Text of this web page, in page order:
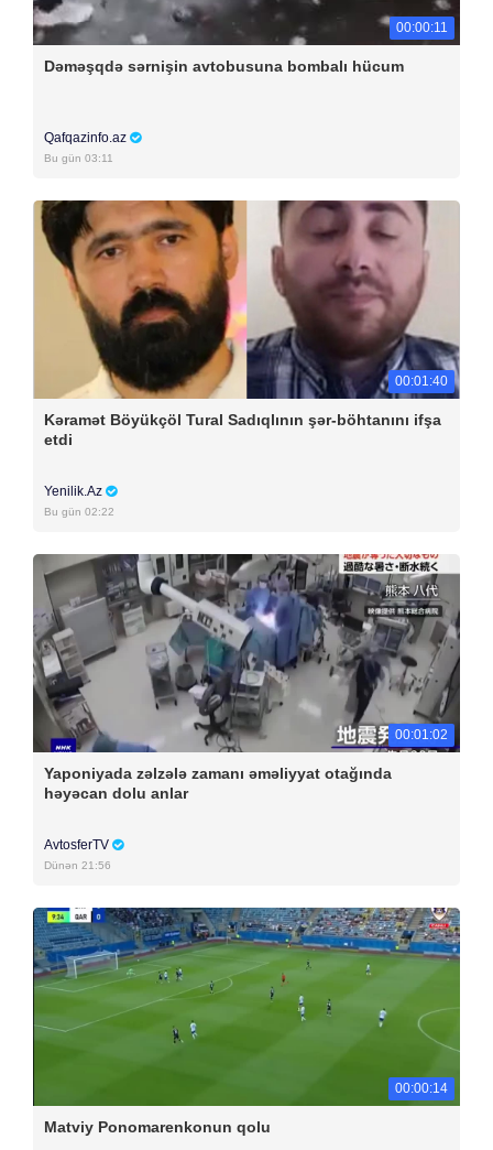
00:00:11
Dəməşqdə sərnişin avtobusuna bombalı hücum
Qafqazinfo.az
Bu gün 03:11
00:01:40
Kəramət Böyükçöl Tural Sadıqlının şər-böhtanını ifşa
etdi
Yenilik.Az
Bu gün 02:22
00:01:02
Yaponiyada zəlzələ zamanı əməliyyat otağında
həyəcan dolu anlar
AvtosferTV
Dünən 21:56
00:00:14
Matviy Ponomarenkonun qolu